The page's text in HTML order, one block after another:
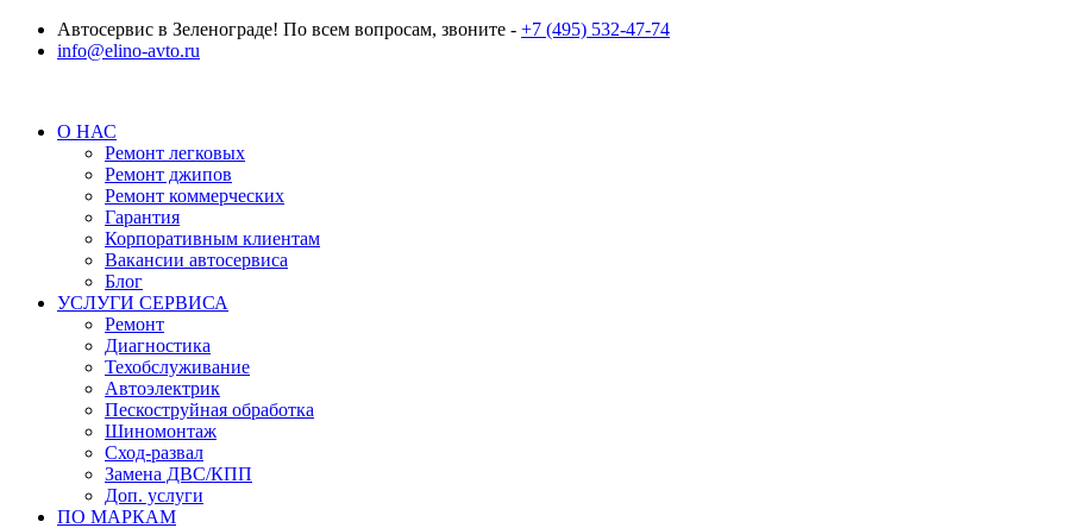
Автосервис в Зеленограде! По всем вопросам, звоните - +7 (495) 532-47-74
info@elino-avto.ru
О НАС
Ремонт легковых
Ремонт джипов
Ремонт коммерческих
Гарантия
Корпоративным клиентам
Вакансии автосервиса
Блог
УСЛУГИ СЕРВИСА
Ремонт
Диагностика
Техобслуживание
Автоэлектрик
Пескоструйная обработка
Шиномонтаж
Сход-развал
Замена ДВС/КПП
Доп. услуги
ПО МАРКАМ